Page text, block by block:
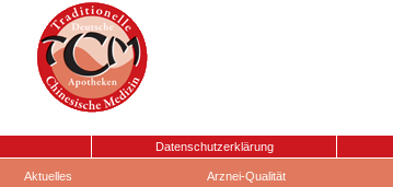
Datenschutzerklärung
Aktuelles Arznei-Qualität